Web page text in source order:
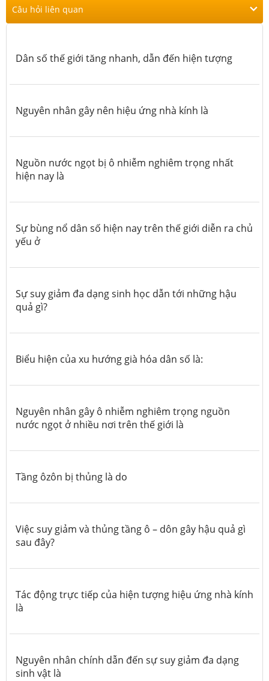
Câu hỏi liên quan
Dân số thế giới tăng nhanh, dẫn đến hiện tượng
Nguyên nhân gây nên hiệu ứng nhà kính là
Nguồn nước ngọt bị ô nhiễm nghiêm trọng nhất
hiện nay là
Sự bùng nổ dân số hiện nay trên thế giới diễn ra chủ
yếu ở
Sự suy giảm đa dạng sinh học dẫn tới những hậu
quả gì?
Biểu hiện của xu hướng già hóa dân số là:
Nguyên nhân gây ô nhiễm nghiêm trọng nguồn
nước ngọt ở nhiều nơi trên thế giới là
Tầng ôzôn bị thủng là do
Việc suy giảm và thủng tầng ô – dôn gây hậu quả gì
sau đây?
Tác động trực tiếp của hiện tượng hiệu ứng nhà kính
là
Nguyên nhân chính dẫn đến sự suy giảm đa dạng
sinh vật là